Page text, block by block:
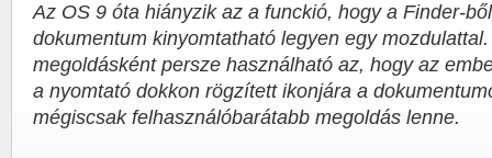
Az OS 9 óta hiányzik az a funckió, hogy a Finder-
dokumentum kinyomtatható legyen egy
megoldásként persze használható az, hogy az
a nyomtató dokkon rögzített ikonjára a
mégiscsak felhasználóbarátabb megoldás lenne.